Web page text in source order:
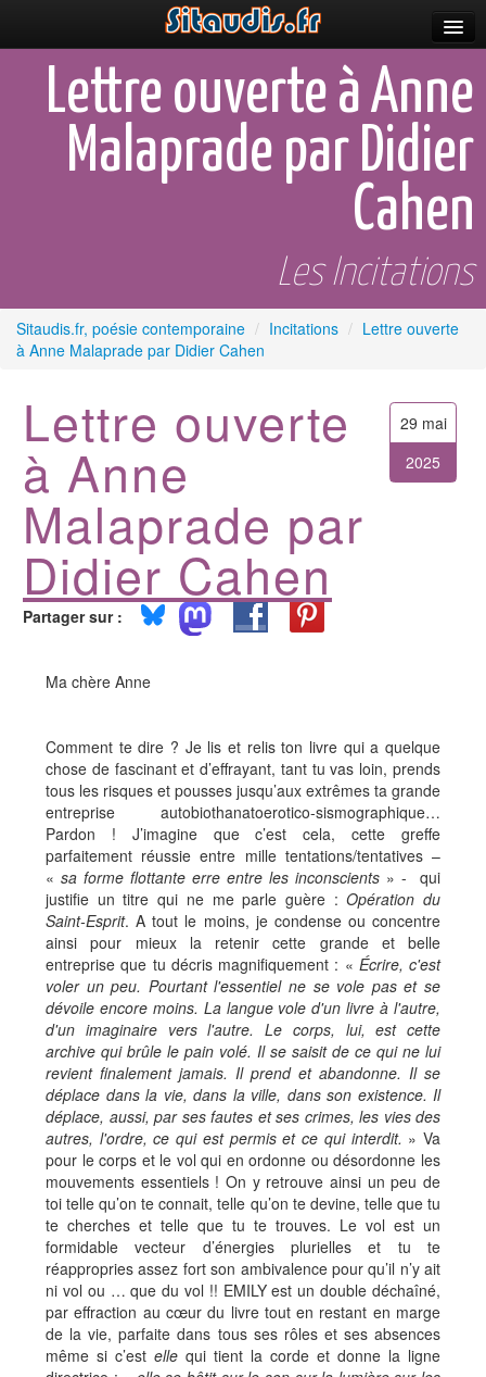
Parutions
Incitations
Poèmes et fictions
Prescriptions
Lettre ouverte à Anne
Malaprade par Didier
Cahen
Les Incitations
Sitaudis.fr, poésie contemporaine / Incitations / Lettre ouverte
à Anne Malaprade par Didier Cahen
29 mai
2025
Lettre ouverte
à Anne
Malaprade par
Didier Cahen
Partager sur :
Ma chère Anne
Comment te dire ? Je lis et relis ton livre qui a quelque
chose de fascinant et d’effrayant, tant tu vas loin, prends
tous les risques et pousses jusqu’aux extrêmes ta grande
entreprise autobiothanatoerotico-sismographique…
Pardon ! J’imagine que c’est cela, cette greffe
parfaitement réussie entre mille tentations/tentatives –
« sa forme flottante erre entre les inconscients » - qui
justifie un titre qui ne me parle guère :Opération du
Saint-Esprit. A tout le moins, je condense ou concentre
ainsi pour mieux la retenir cette grande et belle
entreprise que tu décris magnifiquement : « Écrire, c'est
voler un peu. Pourtant l'essentiel ne se vole pas et se
dévoile encore moins. La langue vole d'un livre à l'autre,
d'un imaginaire vers l'autre. Le corps, lui, est cette
archive qui brûle le pain volé. Il se saisit de ce qui ne lui
revient finalement jamais. Il prend et abandonne. Il se
déplace dans la vie, dans la ville, dans son existence. Il
déplace, aussi, par ses fautes et ses crimes, les vies des
autres, l'ordre, ce qui est permis et ce qui interdit. » Va
pour le corps et le vol qui en ordonne ou désordonne les
mouvements essentiels ! On y retrouve ainsi un peu de
toi telle qu’on te connait, telle qu’on te devine, telle que tu
te cherches et telle que tu te trouves. Le vol est un
formidable vecteur d’énergies plurielles et tu te
réappropries assez fort son ambivalence pour qu’il n’y ait
ni vol ou … que du vol !! EMILY est un double déchaîné,
par effraction au cœur du livre tout en restant en marge
de la vie, parfaite dans tous ses rôles et ses absences
même si c’est elle qui tient la corde et donne la ligne